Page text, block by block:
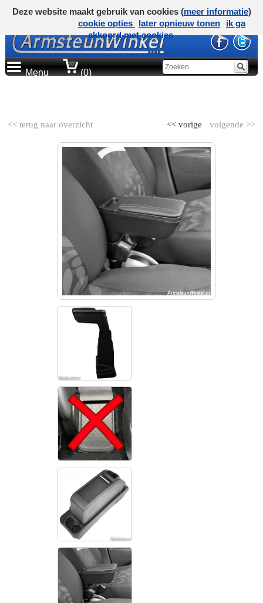
Menu (0)
<< terug naar overzicht volgende >>
<< vorige
Deze website maakt gebruik van cookies (meer informatie)
cookie opties
later opnieuw tonen
ik ga
akkoord met cookies